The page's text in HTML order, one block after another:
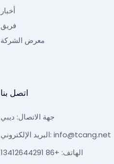
أخبار
فريق
معرض الشركة
اتصل بنا
جهة الاتصال: ديبي
البريد الإلكتروني: info@tcang.net
الهاتف: +86 13412644291